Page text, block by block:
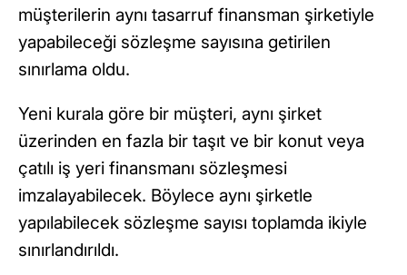
müşterilerin aynı tasarruf finansman şirketiyle
yapabileceği sözleşme sayısına getirilen
sınırlama oldu.
Yeni kurala göre bir müşteri, aynı şirket
üzerinden en fazla bir taşıt ve bir konut veya
çatılı iş yeri finansmanı sözleşmesi
imzalayabilecek. Böylece aynı şirketle
yapılabilecek sözleşme sayısı toplamda ikiyle
sınırlandırıldı.